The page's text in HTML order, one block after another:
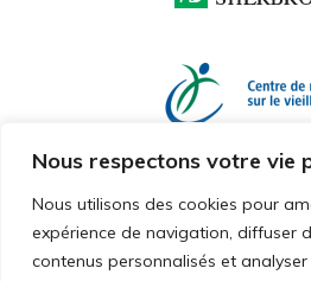
Nous respectons votre vie
Nous utilisons des cookies pour
expérience de navigation, diffuser
contenus personnalisés et